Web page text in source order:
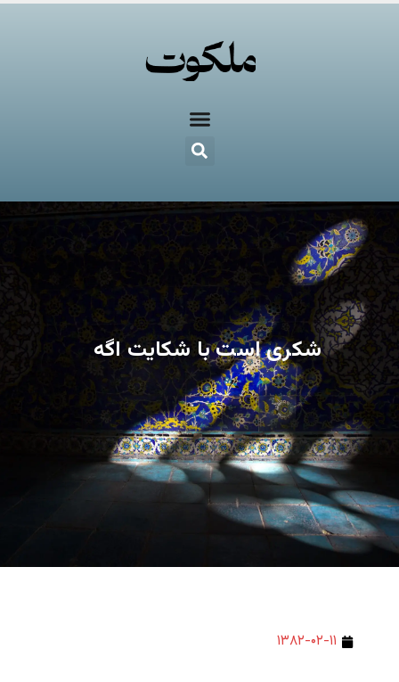
شکری است با شکایت اگه
۱۳۸۲-۰۲-۱۱